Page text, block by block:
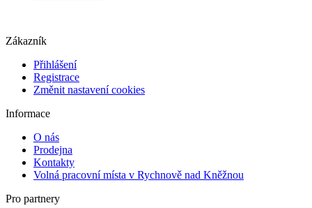
Zákazník
Přihlášení
Registrace
Změnit nastavení cookies
Informace
O nás
Prodejna
Kontakty
Volná pracovní místa v Rychnově nad Kněžnou
Pro partnery